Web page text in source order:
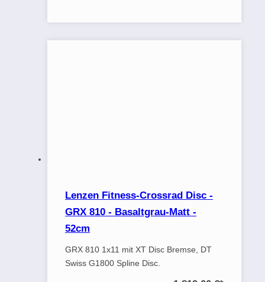
Lenzen Fitness-Crossrad Disc -
GRX 810 - Basaltgrau-Matt -
52cm
GRX 810 1x11 mit XT Disc Bremse, DT
Swiss G1800 Spline Disc.